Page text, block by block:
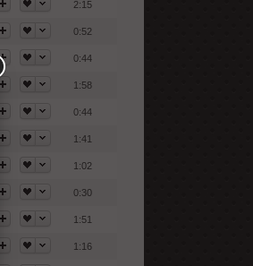
2:15
0:52
0:44
1:58
0:44
1:41
1:02
0:30
1:51
1:16